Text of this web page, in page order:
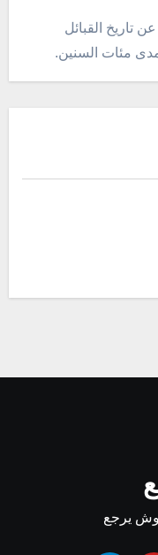
تاريخ القبائل
مئات السنين.
وش يرجع